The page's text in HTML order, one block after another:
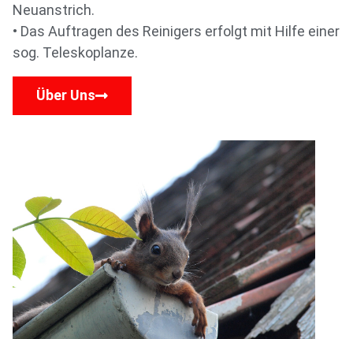
Neuanstrich.
• Das Auftragen des Reinigers erfolgt mit Hilfe einer
sog. Teleskoplanze.
Über Uns